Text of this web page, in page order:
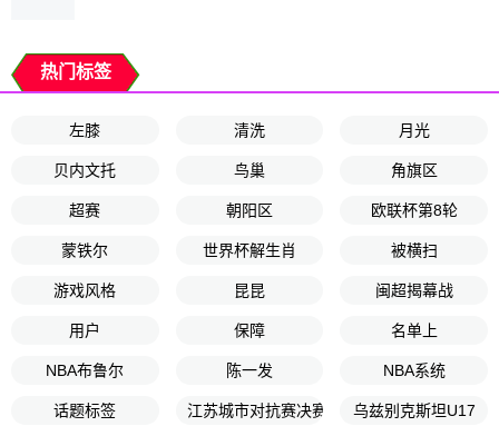
热门标签
左膝 清洗 月光
贝内文托 鸟巢 角旗区
超赛 朝阳区 欧联杯第8轮
蒙铁尔 世界杯解生肖 被横扫
游戏风格 昆昆 闽超揭幕战
用户 保障 名单上
NBA布鲁尔 陈一发 NBA系统
话题标签 江苏城市对抗赛决赛 乌兹别克斯坦U17